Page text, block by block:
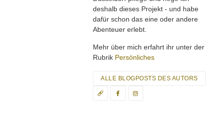
deshalb dieses Projekt - und habe
dafür schon das eine oder andere
Abenteuer erlebt.
Mehr über mich erfahrt ihr unter der
Rubrik Persönliches
ALLE BLOGPOSTS DES AUTORS